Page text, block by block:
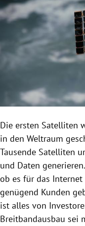
Die ersten Satelliten
in den Weltraum
Tausende Satelliten
und Daten
ob es für das
genügend Kunden
ist alles von
Breitbandausbau sei